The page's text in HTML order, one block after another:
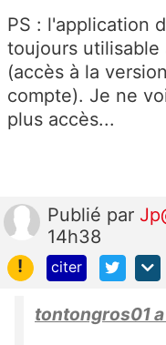
PS : l'application
toujours utilisable
(accès à la
compte). Je ne
plus accès...
Publié par
14h38
!
citer
tontongros01